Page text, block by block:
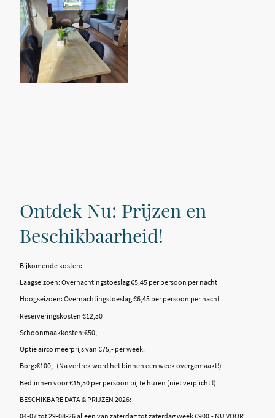
Ontdek Nu: Prijzen en
Beschikbaarheid!
Bijkomende kosten:
Laagseizoen: Overnachtingstoeslag €5,45 per persoon per nacht
Hoogseizoen: Overnachtingstoeslag €6,45 per persoon per nacht
Reserveringskosten €12,50
Schoonmaakkosten:€50,-
Optie airco meerprijs van €75,- per week.
Borg:€100,- (Na vertrek word het binnen een week overgemaakt!)
Bedlinnen voor €15,50 per persoon bij te huren (niet verplicht !)
BESCHIKBARE DATA & PRIJZEN 2026:
04-07 tot 29-08-26 alleen van zaterdag tot zaterdag week €900,- NU VOOR